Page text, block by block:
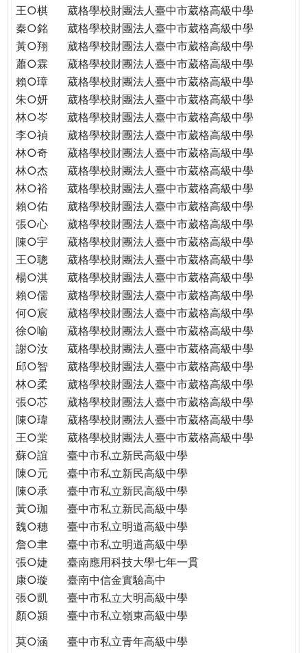
王○棋
葳格學校財團法人臺中市葳格高級中學
秦○銘
葳格學校財團法人臺中市葳格高級中學
黃○翔
葳格學校財團法人臺中市葳格高級中學
蕭○霖
葳格學校財團法人臺中市葳格高級中學
賴○璋
葳格學校財團法人臺中市葳格高級中學
朱○妍
葳格學校財團法人臺中市葳格高級中學
林○岑
葳格學校財團法人臺中市葳格高級中學
李○禎
葳格學校財團法人臺中市葳格高級中學
林○奇
葳格學校財團法人臺中市葳格高級中學
林○杰
葳格學校財團法人臺中市葳格高級中學
林○裕
葳格學校財團法人臺中市葳格高級中學
賴○佑
葳格學校財團法人臺中市葳格高級中學
張○心
葳格學校財團法人臺中市葳格高級中學
陳○宇
葳格學校財團法人臺中市葳格高級中學
王○聰
葳格學校財團法人臺中市葳格高級中學
楊○淇
葳格學校財團法人臺中市葳格高級中學
賴○儒
葳格學校財團法人臺中市葳格高級中學
何○宸
葳格學校財團法人臺中市葳格高級中學
徐○喻
葳格學校財團法人臺中市葳格高級中學
謝○汝
葳格學校財團法人臺中市葳格高級中學
邱○智
葳格學校財團法人臺中市葳格高級中學
林○柔
葳格學校財團法人臺中市葳格高級中學
張○芯
葳格學校財團法人臺中市葳格高級中學
陳○瑋
葳格學校財團法人臺中市葳格高級中學
王○棠
葳格學校財團法人臺中市葳格高級中學
蘇○誼
臺中市私立新民高級中學
陳○元
臺中市私立新民高級中學
陳○承
臺中市私立新民高級中學
黃○珈
臺中市私立新民高級中學
魏○穗
臺中市私立明道高級中學
詹○聿
臺中市私立明道高級中學
張○婕
臺南應用科技大學七年一貫
康○璇
臺南中信金實驗高中
張○凱
臺中市私立大明高級中學
顏○潁
臺中市私立嶺東高級中學
莫○涵
臺中市私立青年高級中學